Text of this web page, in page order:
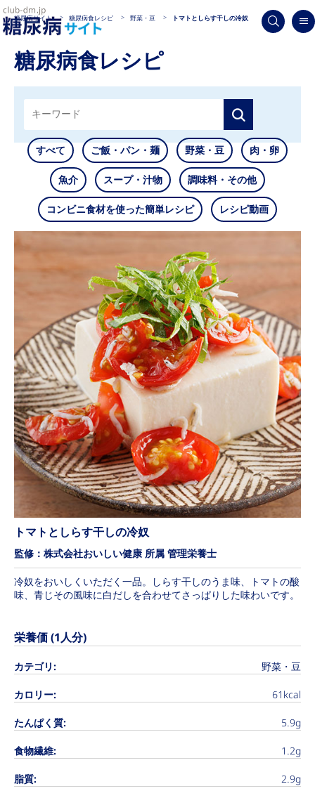
糖尿病サイト 糖尿病食レシピ 野菜・豆 トマトとしらす干しの冷奴
糖尿病食レシピ
すべて ご飯・パン・麺 野菜・豆 肉・卵
魚介 スープ・汁物 調味料・その他
コンビニ食材を使った簡単レシピ レシピ動画
トマトとしらす干しの冷奴
監修：株式会社おいしい健康 所属 管理栄養士
冷奴をおいしくいただく一品。しらす干しのうま味、トマトの酸
味、青じその風味に白だしを合わせてさっぱりした味わいです。
栄養価 (1人分)
カテゴリ:
野菜・豆
カロリー:
61kcal
たんぱく質:
5.9g
食物繊維:
1.2g
脂質:
2.9g